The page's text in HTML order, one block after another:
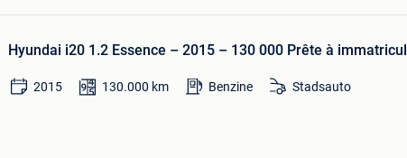
Hyundai i20 1.2 Essence – 2015 – 130 000 Prête à immatricul
2015 130.000 km Benzine Stadsauto